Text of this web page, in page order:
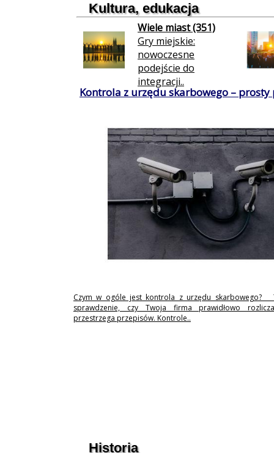
Kultura, edukacja
Wiele miast (351)
Gry miejskie:
nowoczesne
podejście do
integracji..
Kontrola z urzędu skarbowego –
Czym w ogóle jest kontrola z urzędu skarbowego?
sprawdzenie, czy Twoja firma prawidłowo
przestrzega przepisów. Kontrole..
Historia